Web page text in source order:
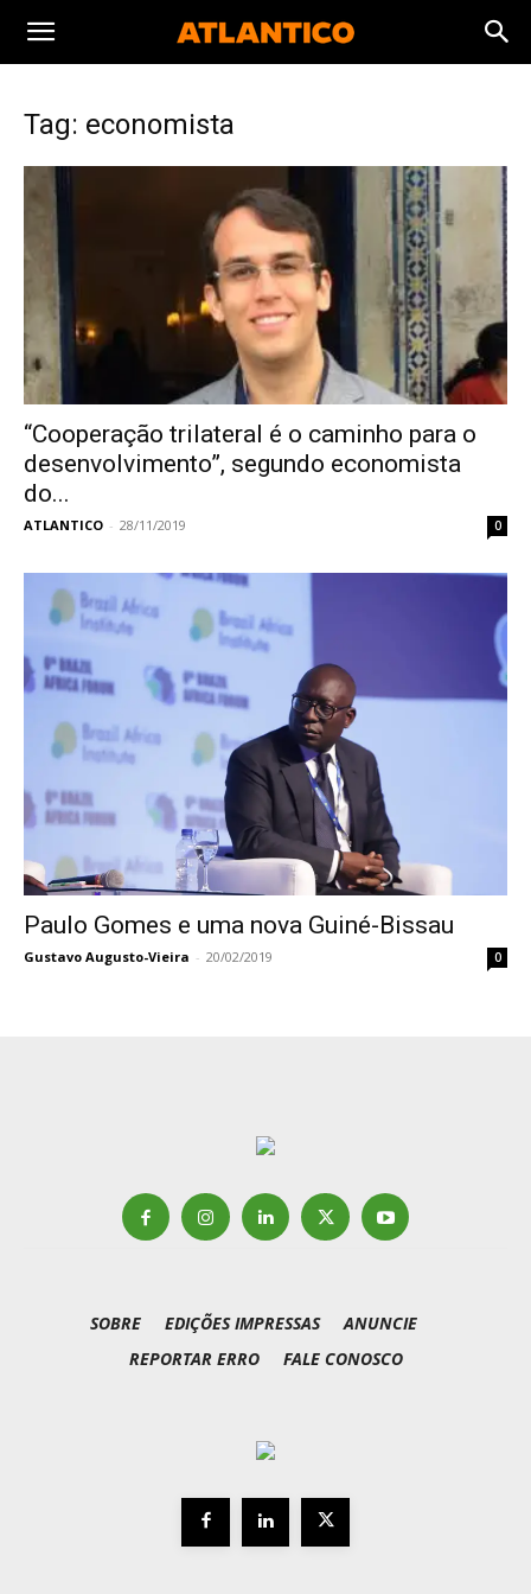
Tag: economista
“Cooperação trilateral é o caminho para o
desenvolvimento”, segundo economista
do...
ATLANTICO - 28/11/2019 0
Paulo Gomes e uma nova Guiné-Bissau
Gustavo Augusto-Vieira - 20/02/2019 0
SOBRE EDIÇÕES IMPRESSAS
ANUNCIE
REPORTAR ERRO
FALE CONOSCO